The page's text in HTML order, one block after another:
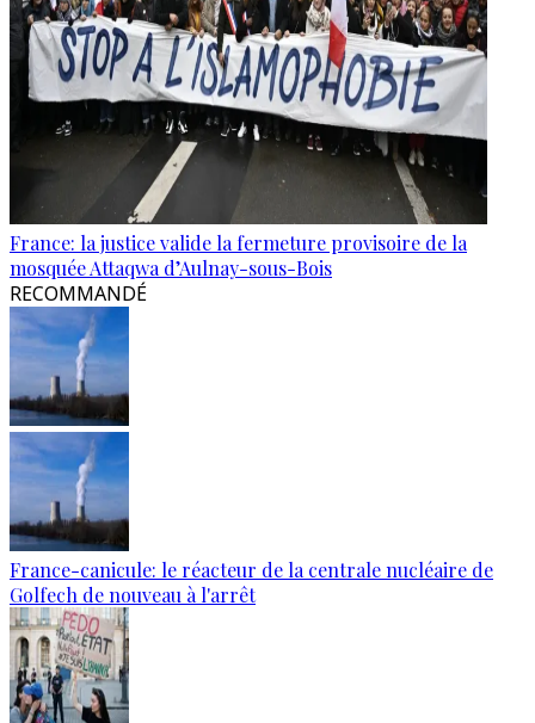
France: la justice valide la fermeture provisoire de la
mosquée Attaqwa d’Aulnay-sous-Bois
RECOMMANDÉ
France-canicule: le réacteur de la centrale nucléaire de
Golfech de nouveau à l'arrêt